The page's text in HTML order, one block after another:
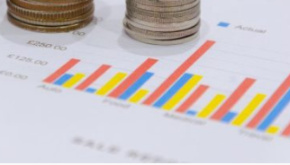
ERP a mejorar la gestión de tu empresa
ERP Expowin ERP Logistic ERP Multiplo ERP